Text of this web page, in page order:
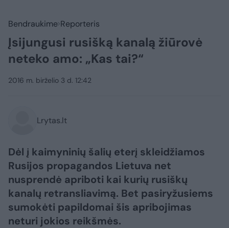
Bendraukime Reporteris
Įsijungusi rusišką kanalą žiūrovė
neteko amo: „Kas tai?“
2016 m. birželio 3 d. 12:42
Lrytas.lt
Dėl į kaimyninių šalių eterį skleidžiamos
Rusijos propagandos Lietuva net
nusprendė apriboti kai kurių rusiškų
kanalų retransliavimą. Bet pasiryžusiems
sumokėti papildomai šis apribojimas
neturi jokios reikšmės.